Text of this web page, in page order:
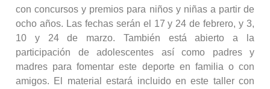
con concursos y premios para niños y niñas a partir de
ocho años. Las fechas serán el 17 y 24 de febrero, y 3,
10 y 24 de marzo. También está abierto a la
participación de adolescentes así como padres y
madres para fomentar este deporte en familia o con
amigos. El material estará incluido en este taller con